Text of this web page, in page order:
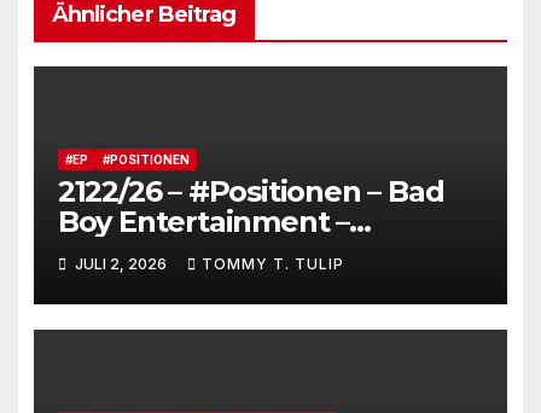
Ähnlicher Beitrag
#EP #POSITIONEN
2122/26 – #Positionen – Bad
Boy Entertainment –
Fensterstürze, ungeheurer
Reichtum,
dienstverpflichtete
Claqueure und soziale
JULI 2, 2026 TOMMY T. TULIP